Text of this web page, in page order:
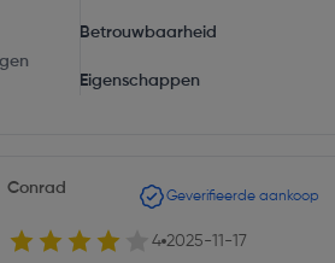
Betrouwbaarheid
Eigenschappen
Conrad Geverifieerde aankoop
4 2025-11-17